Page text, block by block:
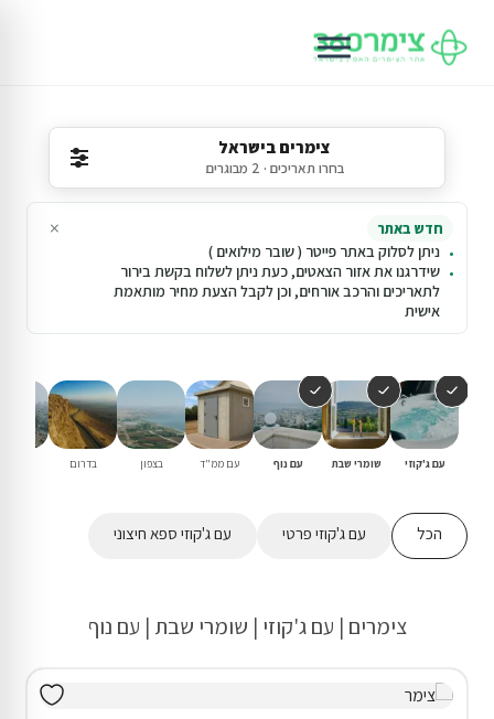
צימרים בישראל
בחרו תאריכים · 2 מבוגרים
חדש באתר
ניתן לסלוק באתר פייטר ( שובר מילואים )
שידרגנו את אזור הצאטים, כעת ניתן לשלוח בקשת בירור
לתאריכים והרכב אורחים, וכן לקבל הצעת מחיר מותאמת
אישית
×
עם ג'קוזי שומרי שבת עם נוף עם ממ"ד בצפון בדרום
הכל עם ג'קוזי פרטי עם ג'קוזי ספא חיצוני
צימרים | עם ג'קוזי | שומרי שבת | עם נוף